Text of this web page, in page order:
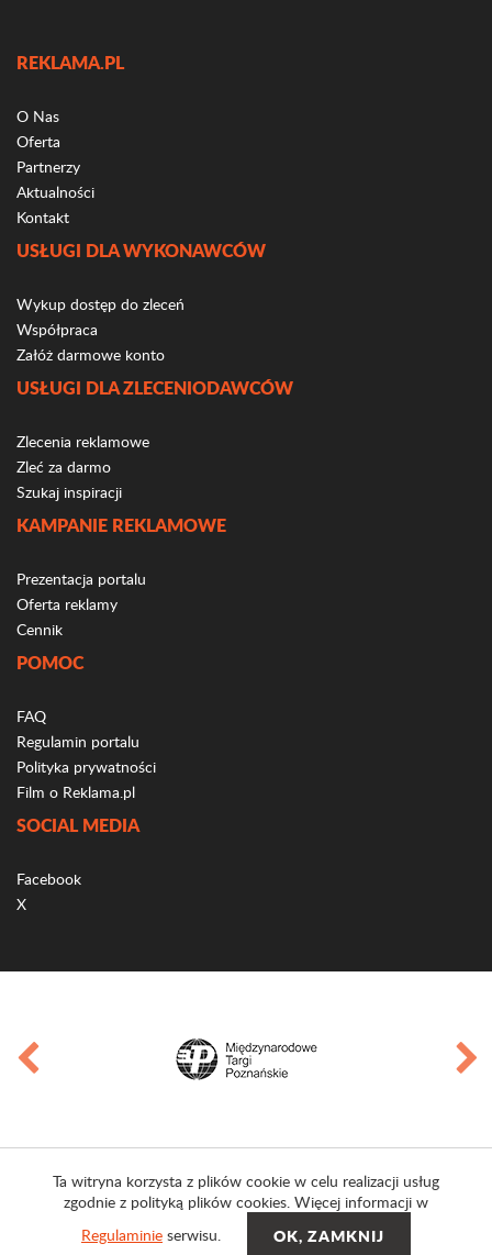
REKLAMA.PL
O Nas
Oferta
Partnerzy
Aktualności
Kontakt
USŁUGI DLA WYKONAWCÓW
Wykup dostęp do zleceń
Współpraca
Załóż darmowe konto
USŁUGI DLA ZLECENIODAWCÓW
Zlecenia reklamowe
Zleć za darmo
Szukaj inspiracji
KAMPANIE REKLAMOWE
Prezentacja portalu
Oferta reklamy
Cennik
POMOC
FAQ
Regulamin portalu
Polityka prywatności
Film o Reklama.pl
SOCIAL MEDIA
Facebook
X
Ta witryna korzysta z plików cookie w celu realizacji usług
zgodnie z polityką plików cookies. Więcej informacji w
Regulaminie serwisu.